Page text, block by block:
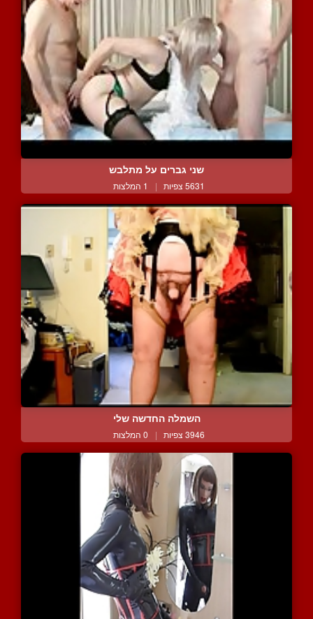
שני גברים על מתלבש
5631 צפיות | 1 המלצות
השמלה החדשה שלי
3946 צפיות | 0 המלצות